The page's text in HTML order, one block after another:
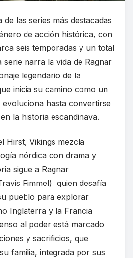
de las series más destacadas
de acción histórica, con
seis temporadas y un total
serie narra la vida de Ragnar
legendario de la
inicia su camino como un
hasta convertirse
la historia escandinava.
Hirst, Vikings mezcla
nórdica con drama y
sigue a Ragnar
Fimmel), quien desafía
pueblo para explorar
Inglaterra y la Francia
al poder está marcado
y sacrificios, que
familia, integrada por sus